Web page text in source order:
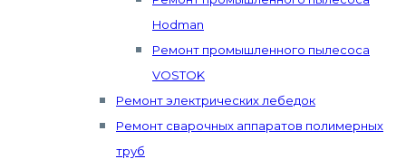
Hodman
Ремонт промышленного пылесоса
VOSTOK
Ремонт электрических лебедок
Ремонт сварочных аппаратов полимерных
труб